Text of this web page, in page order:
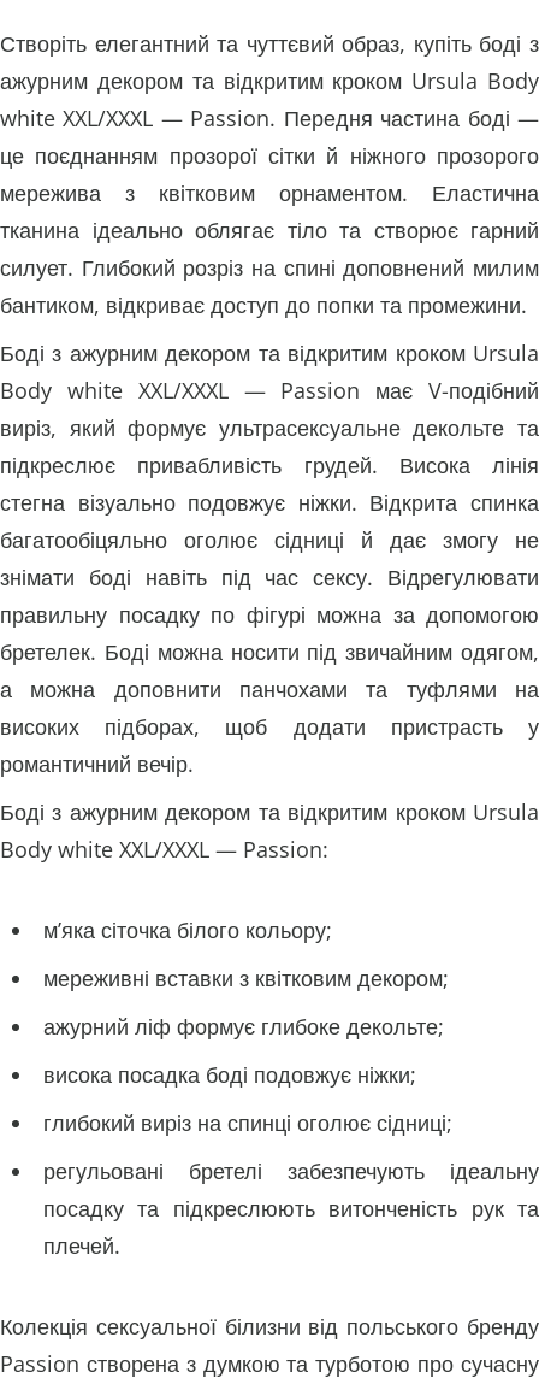
Створіть елегантний та чуттєвий образ, купіть боді з
ажурним декором та відкритим кроком Ursula Body
white XXL/XXXL — Passion. Передня частина боді —
це поєднанням прозорої сітки й ніжного прозорого
мережива з квітковим орнаментом. Еластична
тканина ідеально облягає тіло та створює гарний
силует. Глибокий розріз на спині доповнений милим
бантиком, відкриває доступ до попки та промежини.
Боді з ажурним декором та відкритим кроком Ursula
Body white XXL/XXXL — Passion має V-подібний
виріз, який формує ультрасексуальне декольте та
підкреслює привабливість грудей. Висока лінія
стегна візуально подовжує ніжки. Відкрита спинка
багатообіцяльно оголює сідниці й дає змогу не
знімати боді навіть під час сексу. Відрегулювати
правильну посадку по фігурі можна за допомогою
бретелек. Боді можна носити під звичайним одягом,
а можна доповнити панчохами та туфлями на
високих підборах, щоб додати пристрасть у
романтичний вечір.
Боді з ажурним декором та відкритим кроком Ursula
Body white XXL/XXXL — Passion:
м’яка сіточка білого кольору;
мереживні вставки з квітковим декором;
ажурний ліф формує глибоке декольте;
висока посадка боді подовжує ніжки;
глибокий виріз на спинці оголює сідниці;
регульовані бретелі забезпечують ідеальну
посадку та підкреслюють витонченість рук та
плечей.
Колекція сексуальної білизни від польського бренду
Passion створена з думкою та турботою про сучасну